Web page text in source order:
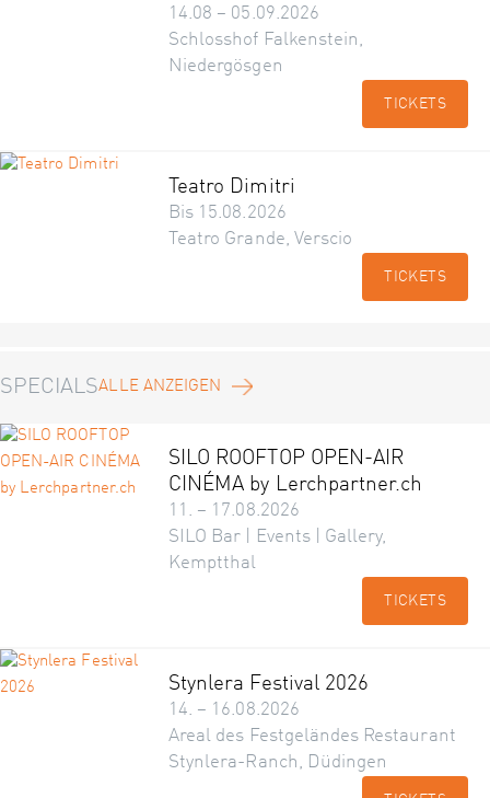
14.08 – 05.09.2026
Schlosshof Falkenstein,
Niedergösgen
TICKETS
Teatro Dimitri
Bis 15.08.2026
Teatro Grande, Verscio
TICKETS
SPECIALSALLE ANZEIGEN
SILO ROOFTOP OPEN-AIR
CINÉMA by Lerchpartner.ch
11. – 17.08.2026
SILO Bar | Events | Gallery,
Kemptthal
TICKETS
Stynlera Festival 2026
14. – 16.08.2026
Areal des Festgeländes Restaurant
Stynlera-Ranch, Düdingen